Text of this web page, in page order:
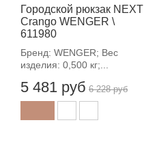
Городской рюкзак NEXT
Crango WENGER \
611980
Бренд: WENGER; Вес
изделия: 0,500 кг;...
5 481 руб 6 228 руб